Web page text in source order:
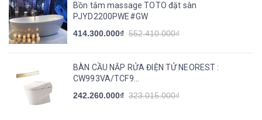
Bồn tắm massage TOTO đặt sàn
PJYD2200PWE#GW
414.300.000₫ 552.410.000₫
BÀN CẦU NẮP RỬA ĐIỆN TỬ NEOREST :
CW993VA/TCF9...
242.260.000₫ 323.015.000₫